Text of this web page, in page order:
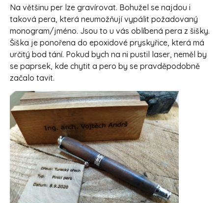
Na většinu per lze gravírovat. Bohužel se najdou i
taková pera, která neumožňují vypálit požadovaný
monogram/jméno. Jsou to u vás oblíbená pera z šišky.
Šiška je ponořena do epoxidové pryskyřice, která má
určitý bod tání. Pokud bych na ni pustil laser, neměl by
se paprsek, kde chytit a pero by se pravděpodobně
začalo tavit.